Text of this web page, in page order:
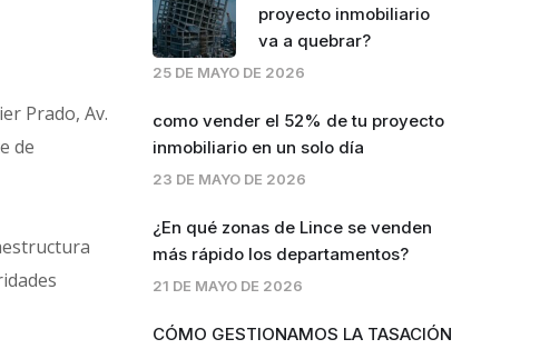
Prado, Av.
de
proyecto inmobiliario
va a quebrar?
25 DE MAYO DE 2026
como vender el 52% de tu proyecto
inmobiliario en un solo día
23 DE MAYO DE 2026
¿En qué zonas de Lince se venden
más rápido los departamentos?
21 DE MAYO DE 2026
CÓMO GESTIONAMOS LA TASACIÓN